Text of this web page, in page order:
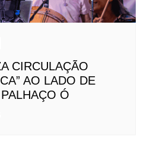
CIRCULAÇÃO
AO LADO DE
Ó